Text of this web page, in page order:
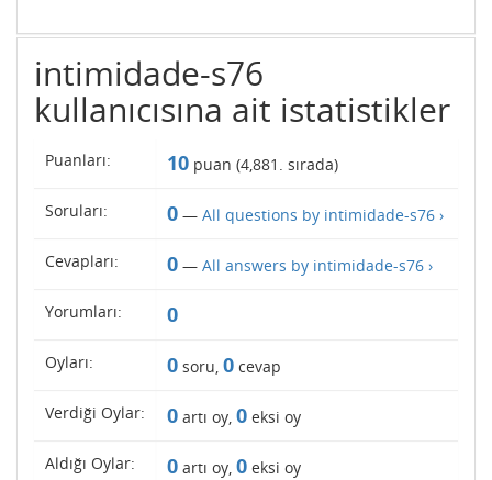
intimidade-s76
kullanıcısına ait istatistikler
Puanları: 10 puan (4,881 . sırada)
Soruları: 0 — All questions by intimidade-s76 ›
Cevapları: 0 — All answers by intimidade-s76 ›
Yorumları: 0
Oyları: 0 soru, 0 cevap
Verdiği Oylar: 0 artı oy, 0 eksi oy
Aldığı Oylar: 0 artı oy, 0 eksi oy